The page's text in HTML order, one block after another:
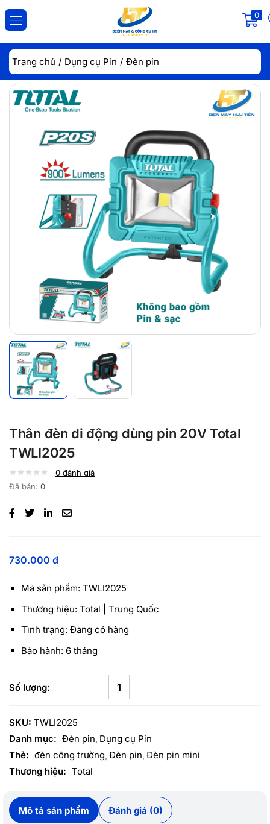
0
ĐĂNG NHẬP ĐĂNG KÝ
Nhập tài khoản và mật khẩu để đăng nhập.
Lưu đăng nhập
Đăng Nhập
Quên mật khẩu?
Trang chủ Dụng cụ Pin Đèn pin
Thân đèn di động dùng pin 20V Total
TWLI2025
0 đánh giá
Đã bán: 0
730.000 đ
Mã sản phẩm: TWLI2025
Thương hiệu: Total | Trung Quốc
Tình trạng: Đang có hàng
Bảo hành: 6 tháng
SKU: TWLI2025
Danh mục: Đèn pin Dụng cụ Pin
Thẻ: đèn công trường Đèn pin Đèn pin mini
Thương hiệu: Total
Mô tả sản phẩm Đánh giá (0)